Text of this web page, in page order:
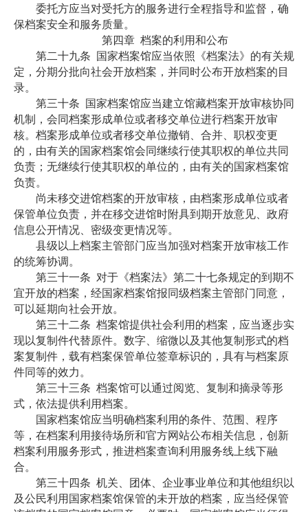
委托方应当对受托方的服务进行全程指导和监督，确
保档案安全和服务质量。
第四章 档案的利用和公布
第二十九条
国家档案馆应当依照《档案法》的有关规
定，分期分批向社会开放档案，并同时公布开放档案的目
录。
第三十条
国家档案馆应当建立馆藏档案开放审核协同
机制，会同档案形成单位或者移交单位进行档案开放审
核。档案形成单位或者移交单位撤销、合并、职权变更
的，由有关的国家档案馆会同继续行使其职权的单位共同
负责；无继续行使其职权的单位的，由有关的国家档案馆
负责。
尚未移交进馆档案的开放审核，由档案形成单位或者
保管单位负责，并在移交进馆时附具到期开放意见、政府
信息公开情况、密级变更情况等。
县级以上档案主管部门应当加强对档案开放审核工作
的统筹协调。
第三十一条 对于《档案法》第二十七条规定的到期不
宜开放的档案，经国家档案馆报同级档案主管部门同意，
可以延期向社会开放。
第三十二条 档案馆提供社会利用的档案，应当逐步实
现以复制件代替原件。数字、缩微以及其他复制形式的档
案复制件，载有档案保管单位签章标识的，具有与档案原
件同等的效力。
第三十三条 档案馆可以通过阅览、复制和摘录等形
式，依法提供利用档案。
国家档案馆应当明确档案利用的条件、范围、程序
等，在档案利用接待场所和官方网站公布相关信息，创新
档案利用服务形式，推进档案查询利用服务线上线下融
合。
第三十四条 机关、团体、企业事业单位和其他组织以
及公民利用国家档案馆保管的未开放的档案，应当经保管